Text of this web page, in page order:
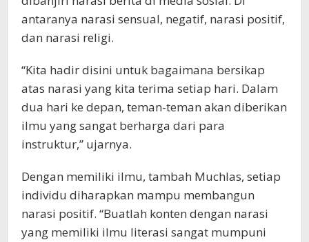
antaranya narasi sensual, negatif, narasi positif,
dan narasi religi.
“Kita hadir disini untuk bagaimana bersikap
atas narasi yang kita terima setiap hari. Dalam
dua hari ke depan, teman-teman akan diberikan
ilmu yang sangat berharga dari para
instruktur,” ujarnya.
Dengan memiliki ilmu, tambah Muchlas, setiap
individu diharapkan mampu membangun
narasi positif. “Buatlah konten dengan narasi
yang memiliki ilmu literasi sangat mumpuni